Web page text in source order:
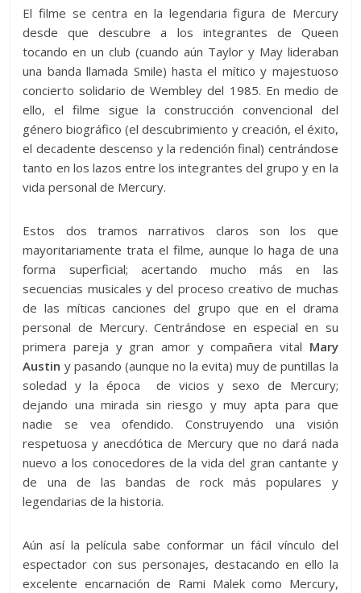
El filme se centra en la legendaria figura de Mercury
desde que descubre a los integrantes de Queen
tocando en un club (cuando aún Taylor y May lideraban
una banda llamada Smile) hasta el mítico y majestuoso
concierto solidario de Wembley del 1985. En medio de
ello, el filme sigue la construcción convencional del
género biográfico (el descubrimiento y creación, el éxito,
el decadente descenso y la redención final) centrándose
tanto en los lazos entre los integrantes del grupo y en la
vida personal de Mercury.
Estos dos tramos narrativos claros son los que
mayoritariamente trata el filme, aunque lo haga de una
forma superficial; acertando mucho más en las
secuencias musicales y del proceso creativo de muchas
de las míticas canciones del grupo que en el drama
personal de Mercury. Centrándose en especial en su
primera pareja y gran amor y compañera vital Mary
Austin y pasando (aunque no la evita) muy de puntillas la
soledad y la época de vicios y sexo de Mercury;
dejando una mirada sin riesgo y muy apta para que
nadie se vea ofendido. Construyendo una visión
respetuosa y anecdótica de Mercury que no dará nada
nuevo a los conocedores de la vida del gran cantante y
de una de las bandas de rock más populares y
legendarias de la historia.
Aún así la película sabe conformar un fácil vínculo del
espectador con sus personajes, destacando en ello la
excelente encarnación de Rami Malek como Mercury,